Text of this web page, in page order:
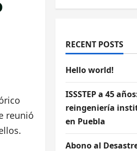
reunió
RECENT POSTS
Hello world!
ISSSTEP a 45
reingeniería
en Puebla
Abono al